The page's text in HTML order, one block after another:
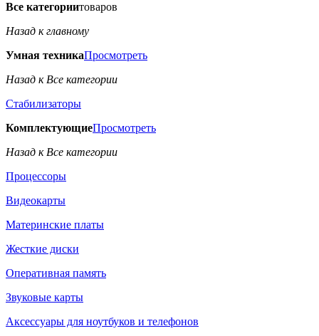
Все категориитоваров
Назад к главному
Умная техникаПросмотреть
Назад к Все категории
Стабилизаторы
КомплектующиеПросмотреть
Назад к Все категории
Процессоры
Видеокарты
Материнские платы
Жесткие диски
Оперативная память
Звуковые карты
Аксессуары для ноутбуков и телефонов